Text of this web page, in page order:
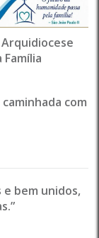
Arquidiocese
Família
com
bem unidos,